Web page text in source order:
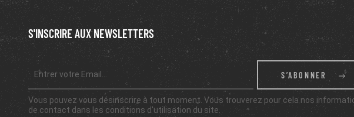
S'INSCRIRE AUX NEWSLETTERS
S’ABONNER
Vous pouvez vous désinscrire à tout moment. Vous trouverez pour cela nos
de contact dans les conditions d'utilisation du site.